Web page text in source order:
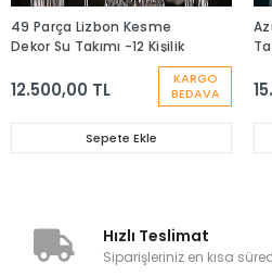
KARGO
BEDAVA
49 Parça Lizbon Kesme
Dekor Su Takımı -12 Kişilik
12.500,00 TL
Sepete Ekle
Hızlı Teslimat
Siparişleriniz en kısa